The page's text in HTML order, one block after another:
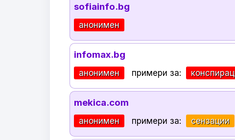
sofiainfo.bg
анонимен
infomax.bg
анонимен примери за:
mekica.com
анонимен примери за: сензации